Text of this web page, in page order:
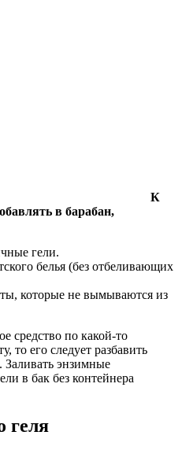
К
в барабан,
гели.
белья (без отбеливающих
которые не вымываются из
средство по какой-то
то его следует разбавить
энзимные
в бак без контейнера
геля